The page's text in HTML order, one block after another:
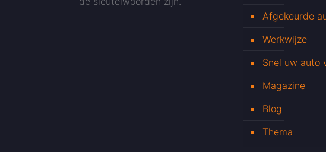
Afgekeurde
Werkwijze
Snel uw auto
Magazine
Blog
Thema